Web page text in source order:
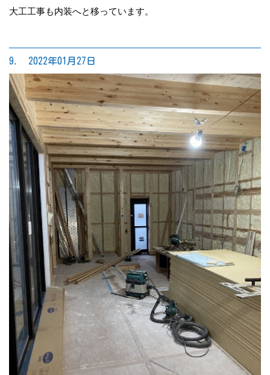
大工工事も内装へと移っています。
9. 2022年01月27日